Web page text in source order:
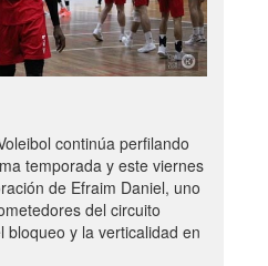
continúa perfilando
temporada y este viernes
de Efraim Daniel, uno
del circuito
bloqueo y la verticalidad en